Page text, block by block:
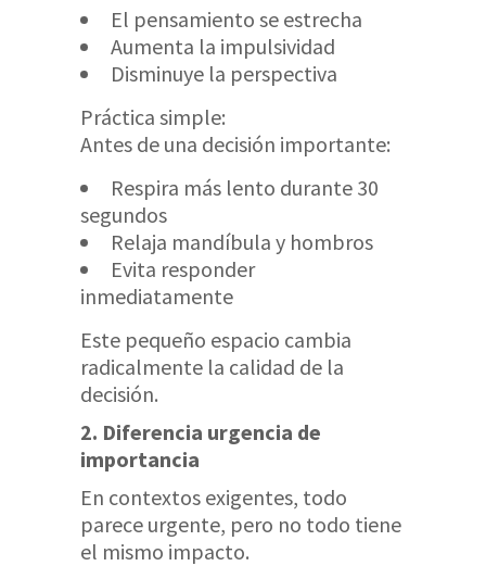
El pensamiento se estrecha
Aumenta la impulsividad
Disminuye la perspectiva
Práctica simple:
Antes de una decisión importante:
Respira más lento durante 30
segundos
Relaja mandíbula y hombros
Evita responder
inmediatamente
Este pequeño espacio cambia
radicalmente la calidad de la
decisión.
2. Diferencia urgencia de
importancia
En contextos exigentes, todo
parece urgente, pero no todo tiene
el mismo impacto.